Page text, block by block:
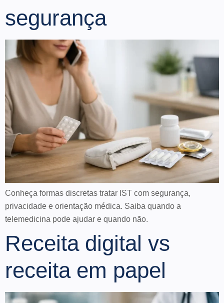
segurança
Conheça formas discretas tratar IST com segurança,
privacidade e orientação médica. Saiba quando a
telemedicina pode ajudar e quando não.
Receita digital vs
receita em papel